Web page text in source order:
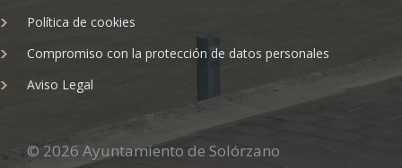
Política de cookies
Compromiso con la protección de datos personales
Aviso Legal
© 2026 Ayuntamiento de Solórzano